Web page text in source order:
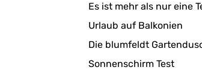
Es ist mehr als nur eine
Urlaub auf Balkonien
Die blumfeldt
Sonnenschirm Test